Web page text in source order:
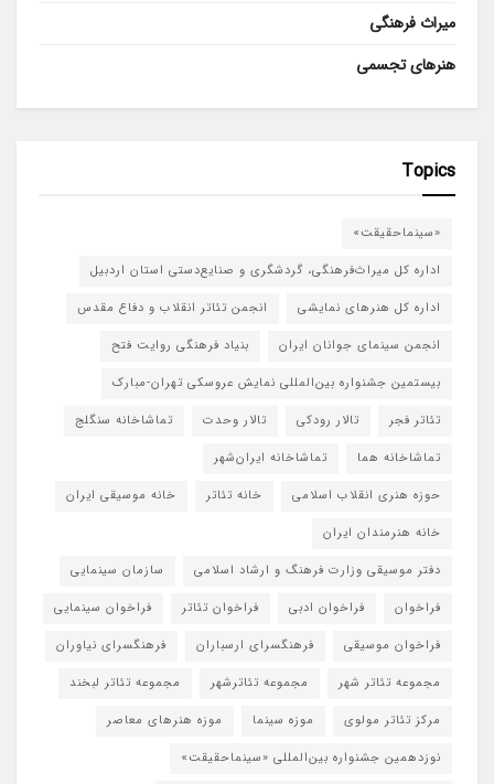
میراث فرهنگی
هنرهای تجسمی
Topics
«سینماحقیقت»
اداره کل میراث‌فرهنگی، گردشگری و صنایع‌دستی استان اردبیل
اداره کل هنرهای نمایشی
انجمن تئاتر انقلاب و دفاع مقدس
انجمن سینمای جوانان ایران
بنیاد فرهنگی روایت فتح
بیستمین جشنواره بین‌المللی نمایش عروسکی تهران-مبارک
تئاتر فجر
تالار رودکی تالار وحدت
تماشاخانه سنگلج
تماشاخانه هما
تماشاخانه‌ ایران‌شهر
حوزه هنری انقلاب اسلامی
خانه تئاتر
خانه موسیقی ایران
خانه هنرمندان ایران
دفتر موسیقی وزارت فرهنگ و ارشاد اسلامی
سازمان سینمایی
فراخوان
فراخوان ادبی فراخوان تئاتر
فراخوان سینمایی
فراخوان موسیقی
فرهنگسرای ارسباران
فرهنگسرای نیاوران
مجموعه تئاتر شهر
مجموعه تئاترشهر
مجموعه تئاتر لبخند
مرکز تئاتر مولوی
موزه سینما
موزه هنرهای معاصر
نوزدهمین جشنواره بین‌المللی «سینماحقیقت»